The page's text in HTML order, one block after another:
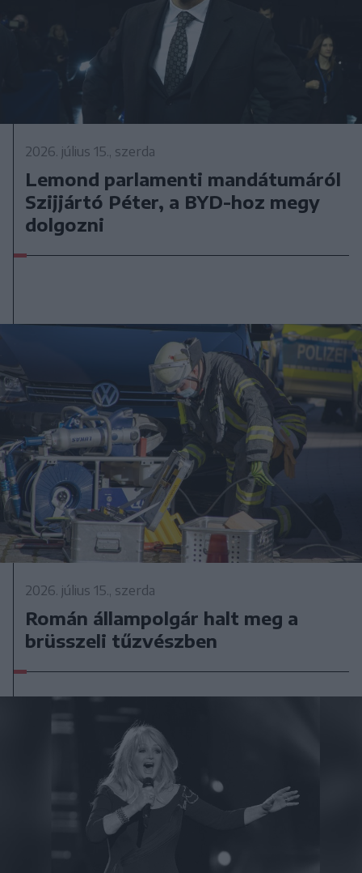
2026. július 15., szerda
Lemond parlamenti mandátumáról
Szijjártó Péter, a BYD-hoz megy
dolgozni
2026. július 15., szerda
Román állampolgár halt meg a
brüsszeli tűzvészben